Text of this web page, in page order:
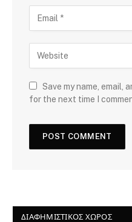
Save my name, email,
for the next time I
ΔΙΑΦΗΜΙΣΤΙΚΌΣ ΧΏΡΟΣ